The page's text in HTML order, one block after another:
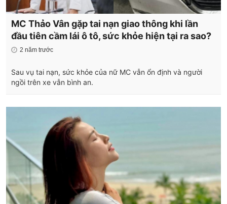
MC Thảo Vân gặp tai nạn giao thông khi lần
đầu tiên cầm lái ô tô, sức khỏe hiện tại ra sao?
2 năm trước
Sau vụ tai nạn, sức khỏe của nữ MC vẫn ổn định và người
ngồi trên xe vẫn bình an.